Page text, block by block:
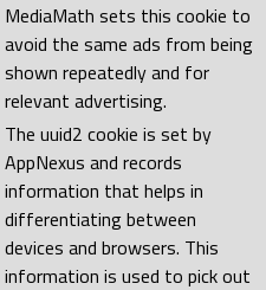
MediaMath sets this cookie to
avoid the same ads from being
shown repeatedly and for
relevant advertising.
The uuid2 cookie is set by
AppNexus and records
information that helps in
differentiating between
devices and browsers. This
information is used to pick out